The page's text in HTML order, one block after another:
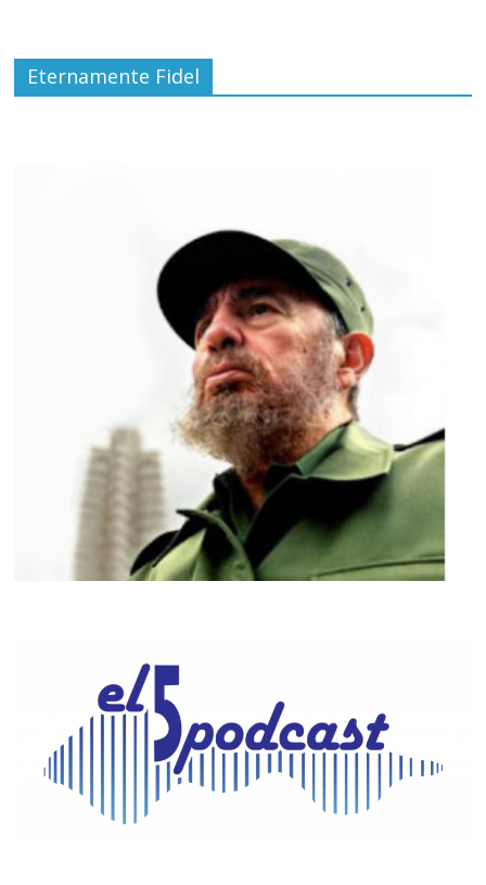
Eternamente Fidel